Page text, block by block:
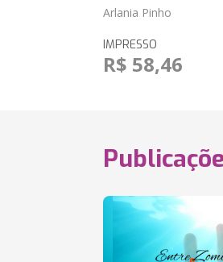
Arlania Pinho
IMPRESSO
R$ 58,46